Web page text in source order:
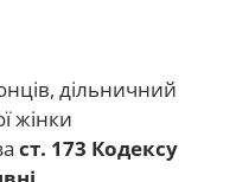
дільничний
жінки
ст. 173 Кодексу